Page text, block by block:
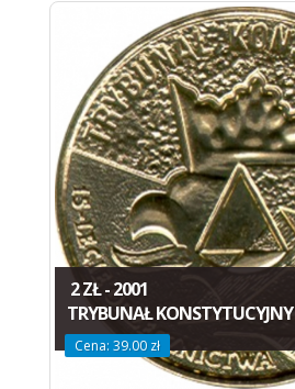
2 ZŁ - 2001
TRYBUNAŁ KONSTYTUCYJNY
Cena: 39.00 zł